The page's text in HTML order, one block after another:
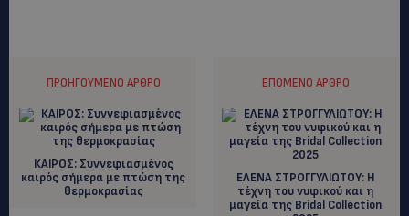
ΠΡΟΗΓΟΎΜΕΝΟ ΆΡΘΡΟ
ΚΑΙΡΟΣ: Συννεφιασμένος
καιρός σήμερα με πτώση της
θερμοκρασίας
ΕΠΌΜΕΝΟ ΆΡΘΡΟ
ΕΛΕΝΑ ΣΤΡΟΓΓΥΛΙΩΤΟΥ: Η
τέχνη του νυφικού και η
μαγεία της Bridal Collection